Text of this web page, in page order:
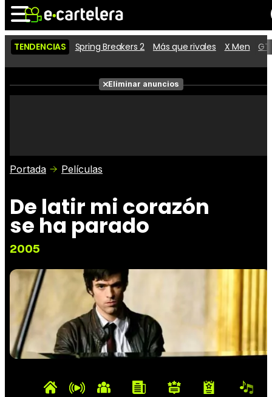
Noticias Cartelera
Películas
Críticas
TENDENCIAS Spring Breakers 2 Más que rivales X Men
Eliminar anuncios
Portada Películas
De latir mi corazón
se ha parado
2005